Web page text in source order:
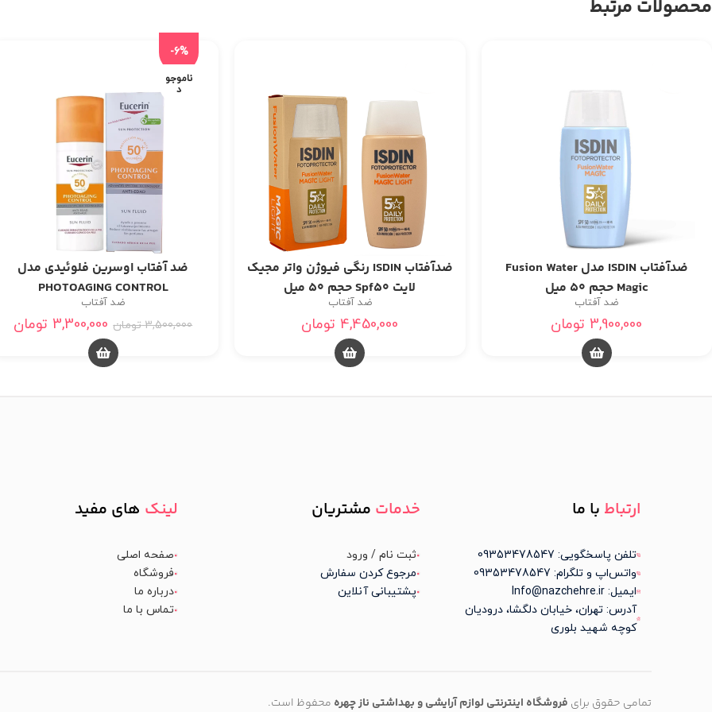
محصولات مرتبط
ضدآفتاب ISDIN مدل Fusion Water
Magic حجم 50 میل
ضد آفتاب
3,900,000 تومان
ضدآفتاب ISDIN رنگی فیوژن واتر مجیک
لایت Spf50 حجم 50 میل
ضد آفتاب
4,450,000 تومان
-6%
ناموجو
د
ضد آفتاب اوسرین فلوئیدی مدل
PHOTOAGING CONTROL
ضد آفتاب
3,500,000 تومان 3,300,000 تومان
ارتباط با ما
تلفن پاسخگویی: 09353478547
واتس‌اپ و تلگرام: 09353478547
ایمیل: Info@nazchehre.ir
آدرس: تهران، خیابان دلگشا، درودیان
کوچه شهید بلوری
خدمات مشتریان
ثبت نام / ورود
مرجوع کردن سفارش
پشتیبانی آنلاین
لینک های مفید
صفحه اصلی
فروشگاه
درباره ما
تماس با ما
تمامی حقوق برای فروشگاه اینترنتی لوازم آرایشی و بهداشتی ناز چهره محفوظ است.